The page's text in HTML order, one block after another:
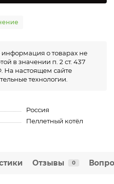
о товарах не
в значении п. 2 ст. 437
На настоящем сайте
технологии.
Россия
Пеллетный котёл
Отзывы 0